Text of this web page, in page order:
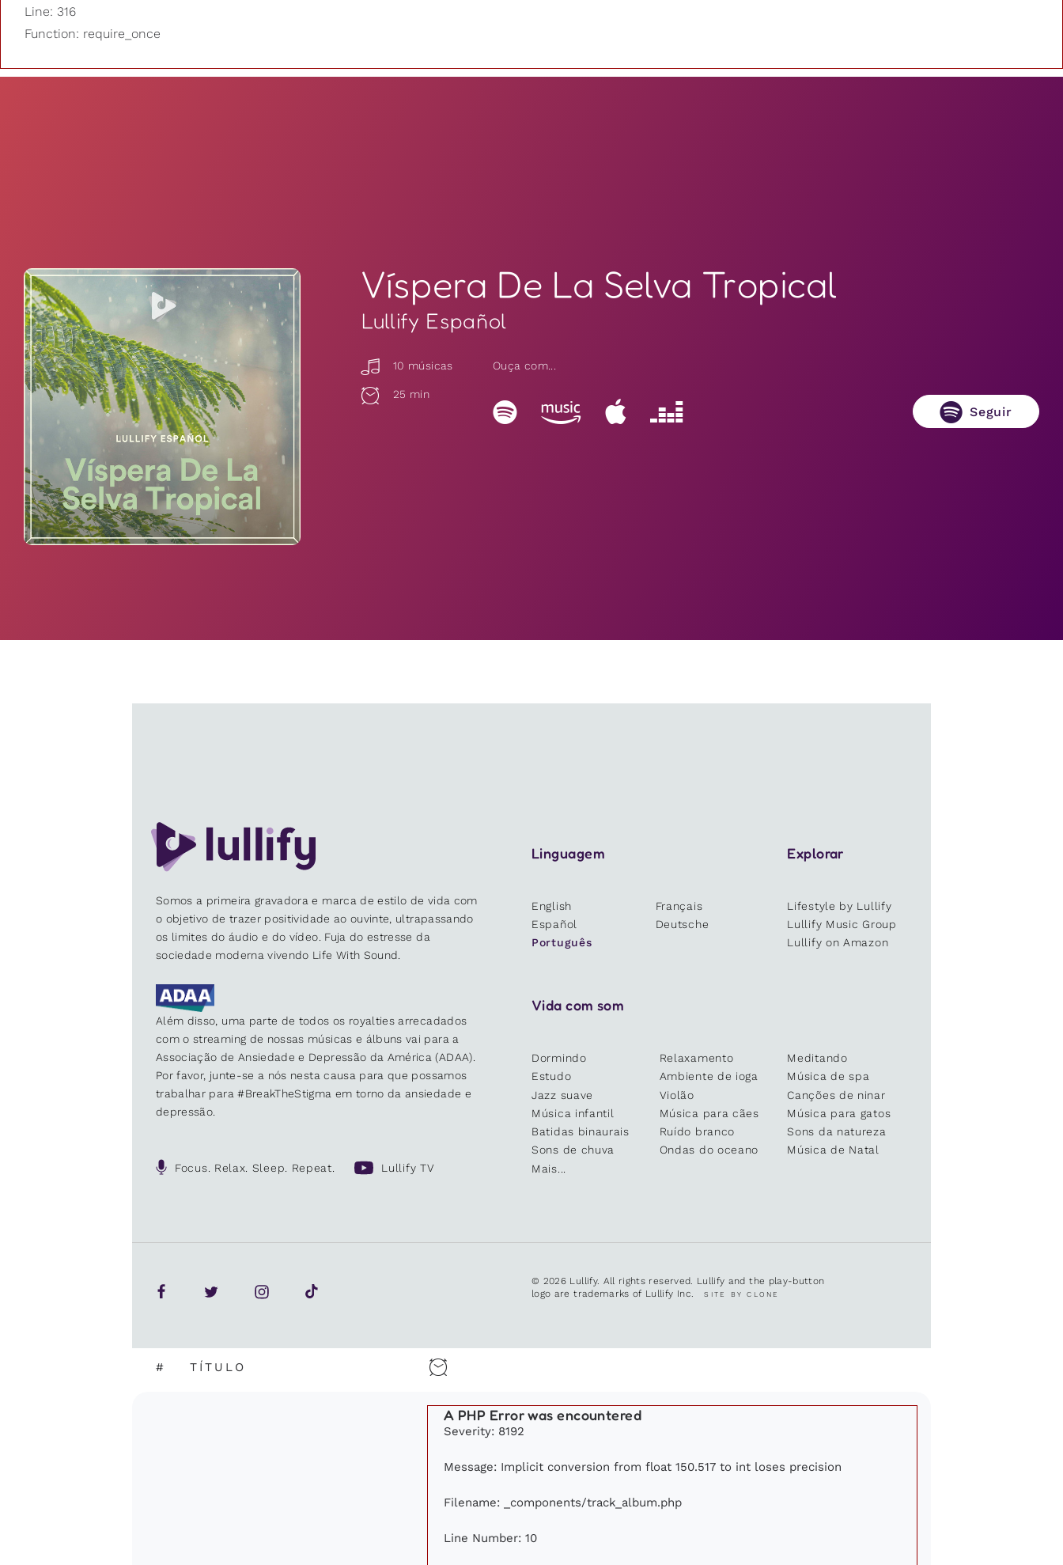
Line: 316
Function: require_once
Víspera De La Selva Tropical
Lullify Español
10 músicas
25 min
Ouça com...
Seguir
Somos a primeira gravadora e marca de estilo de vida com
o objetivo de trazer positividade ao ouvinte, ultrapassando
os limites do áudio e do vídeo. Fuja do estresse da
sociedade moderna vivendo Life With Sound.
Além disso, uma parte de todos os royalties arrecadados
com o streaming de nossas músicas e álbuns vai para a
Associação de Ansiedade e Depressão da América (ADAA).
Por favor, junte-se a nós nesta causa para que possamos
trabalhar para #BreakTheStigma em torno da ansiedade e
depressão.
Focus. Relax. Sleep. Repeat. Lullify TV
Linguagem
English
Français
Español
Deutsche
Português
Explorar
Lifestyle by Lullify
Lullify Music Group
Lullify on Amazon
Vida com som
Dormindo Relaxamento
Meditando
Estudo
Ambiente de ioga
Música de spa
Jazz suave
Violão
Canções de ninar
Música infantil
Música para cães
Música para gatos
Batidas binaurais
Ruído branco
Sons da natureza
Sons de chuva
Ondas do oceano
Música de Natal
Mais...
© 2026 Lullify. All rights reserved. Lullify and the play-button
logo are trademarks of Lullify Inc.SITE BY CLONE
# TÍTULO
A PHP Error was encountered
Severity: 8192
Message: Implicit conversion from float 150.517 to int loses precision
Filename: _components/track_album.php
Line Number: 10